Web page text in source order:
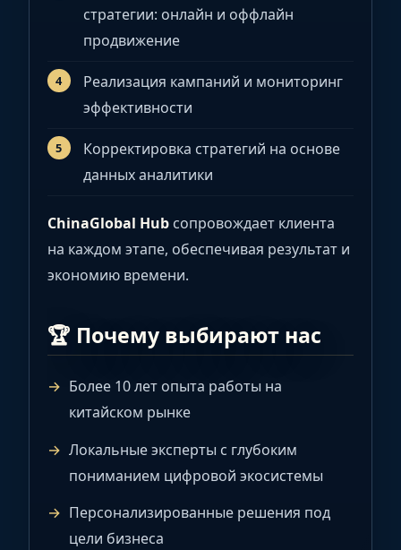
стратегии: онлайн и оффлайн
продвижение
Реализация кампаний и мониторинг
эффективности
Корректировка стратегий на основе
данных аналитики
ChinaGlobal Hub сопровождает клиента
на каждом этапе, обеспечивая результат и
экономию времени.
🏆 Почему выбирают нас
Более 10 лет опыта работы на
китайском рынке
Локальные эксперты с глубоким
пониманием цифровой экосистемы
Персонализированные решения под
цели бизнеса